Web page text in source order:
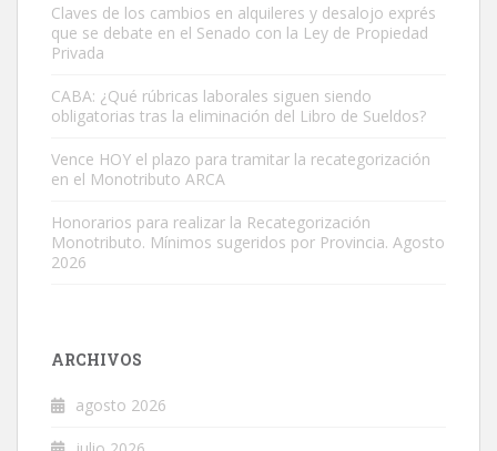
Claves de los cambios en alquileres y desalojo exprés
que se debate en el Senado con la Ley de Propiedad
Privada
CABA: ¿Qué rúbricas laborales siguen siendo
obligatorias tras la eliminación del Libro de Sueldos?
Vence HOY el plazo para tramitar la recategorización
en el Monotributo ARCA
Honorarios para realizar la Recategorización
Monotributo. Mínimos sugeridos por Provincia. Agosto
2026
ARCHIVOS
agosto 2026